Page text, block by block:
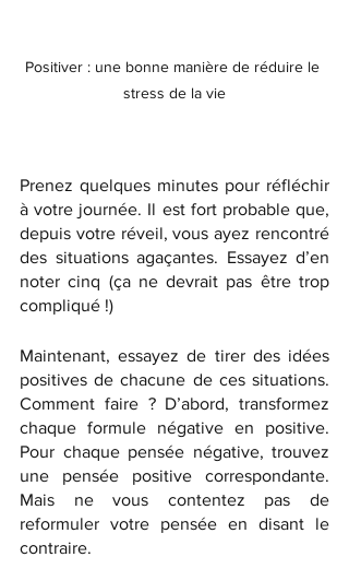
Positiver : une bonne manière de réduire le
stress de la vie
Prenez quelques minutes pour réfléchir
à votre journée. Il est fort probable que,
depuis votre réveil, vous ayez rencontré
des situations agaçantes. Essayez d’en
noter cinq (ça ne devrait pas être trop
compliqué !)
Maintenant, essayez de tirer des idées
positives de chacune de ces situations.
Comment faire ? D’abord, transformez
chaque formule négative en positive.
Pour chaque pensée négative, trouvez
une pensée positive correspondante.
Mais ne vous contentez pas de
reformuler votre pensée en disant le
contraire.